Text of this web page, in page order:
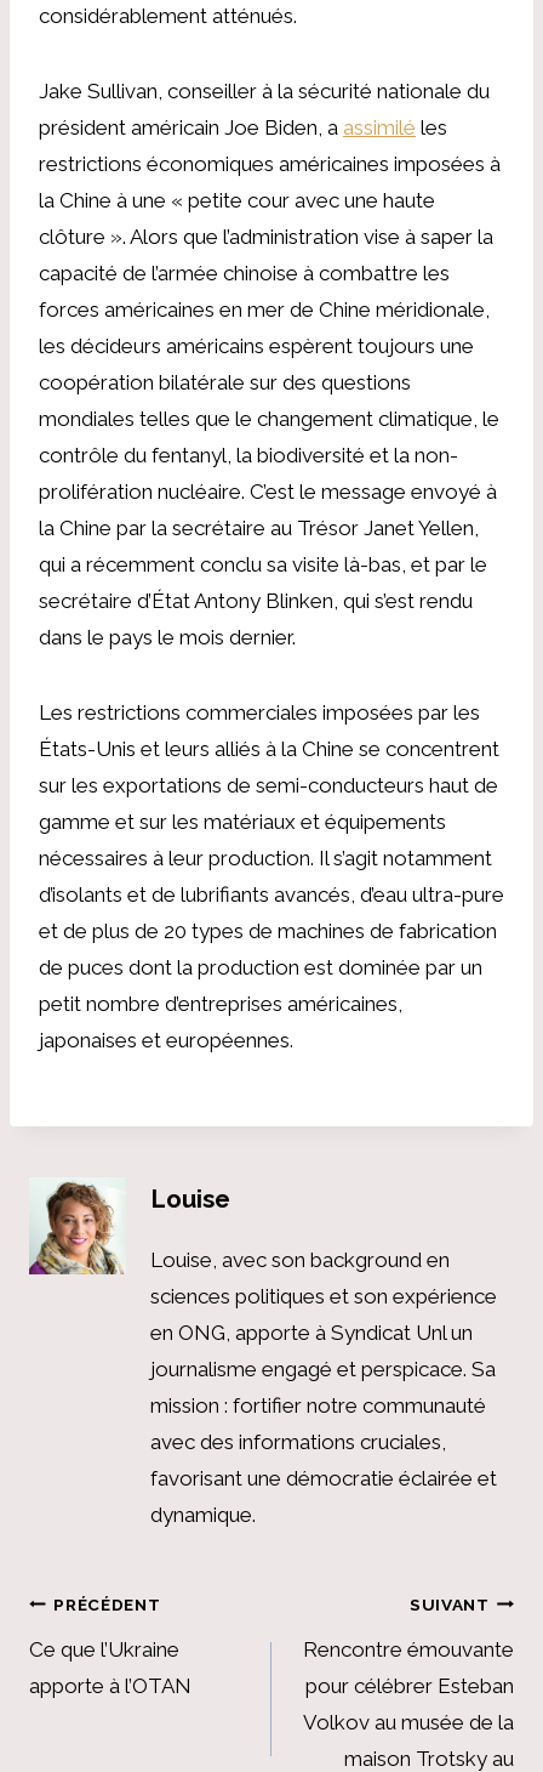
considérablement atténués.
Jake Sullivan, conseiller à la sécurité nationale du
président américain Joe Biden, a assimilé les
restrictions économiques américaines imposées à
la Chine à une « petite cour avec une haute
clôture ». Alors que l’administration vise à saper la
capacité de l’armée chinoise à combattre les
forces américaines en mer de Chine méridionale,
les décideurs américains espèrent toujours une
coopération bilatérale sur des questions
mondiales telles que le changement climatique, le
contrôle du fentanyl, la biodiversité et la non-
prolifération nucléaire. C’est le message envoyé à
la Chine par la secrétaire au Trésor Janet Yellen,
qui a récemment conclu sa visite là-bas, et par le
secrétaire d’État Antony Blinken, qui s’est rendu
dans le pays le mois dernier.
Les restrictions commerciales imposées par les
États-Unis et leurs alliés à la Chine se concentrent
sur les exportations de semi-conducteurs haut de
gamme et sur les matériaux et équipements
nécessaires à leur production. Il s’agit notamment
d’isolants et de lubrifiants avancés, d’eau ultra-pure
et de plus de 20 types de machines de fabrication
de puces dont la production est dominée par un
petit nombre d’entreprises américaines,
japonaises et européennes.
Louise
Louise, avec son background en
sciences politiques et son expérience
en ONG, apporte à Syndicat Unl un
journalisme engagé et perspicace. Sa
mission : fortifier notre communauté
avec des informations cruciales,
favorisant une démocratie éclairée et
dynamique.
Navigation
de
l’article
PRÉCÉDENT
Ce que l’Ukraine
apporte à l’OTAN
SUIVANT
Rencontre émouvante
pour célébrer Esteban
Volkov au musée de la
maison Trotsky au